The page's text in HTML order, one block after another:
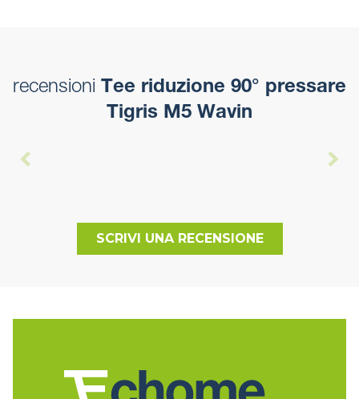
recensioni Tee riduzione 90° pressare
Tigris M5 Wavin
SCRIVI UNA RECENSIONE